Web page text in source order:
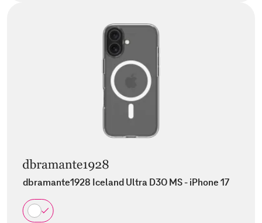
dbramante1928 Iceland Ultra D3O MS - iPhone 17